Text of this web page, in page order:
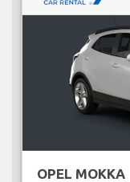
OPEL MOKKA